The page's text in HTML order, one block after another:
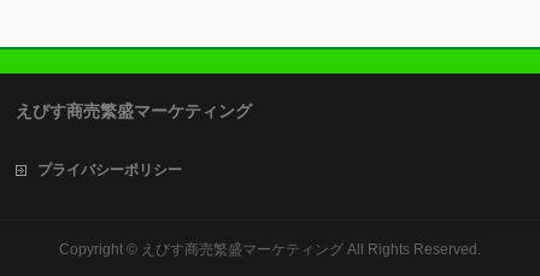
えびす商売繁盛マーケティング
プライバシーポリシー
Copyright © えびす商売繁盛マーケティングAll Rights Reserved.